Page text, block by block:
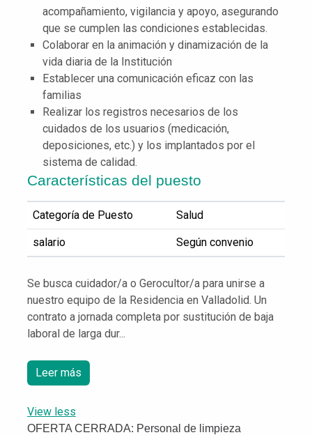
acompañamiento, vigilancia y apoyo, asegurando
que se cumplen las condiciones establecidas.
Colaborar en la animación y dinamización de la
vida diaria de la Institución
Establecer una comunicación eficaz con las
familias
Realizar los registros necesarios de los
cuidados de los usuarios (medicación,
deposiciones, etc.) y los implantados por el
sistema de calidad.
Características del puesto
Categoría de Puesto Salud
salario Según convenio
Se busca cuidador/a o Gerocultor/a para unirse a
nuestro equipo de la Residencia en Valladolid. Un
contrato a jornada completa por sustitución de baja
laboral de larga dur...
Leer más
View less
OFERTA CERRADA: Personal de limpieza